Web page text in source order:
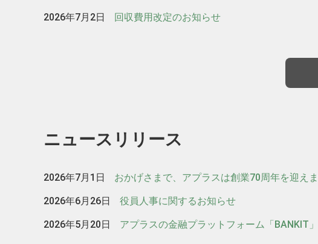
2026年7月2日 回収費用改定のお知らせ
ニュースリリース
2026年7月1日 おかげさまで、アプラスは創業70周年を迎え
2026年6月26日 役員人事に関するお知らせ
2026年5月20日 アプラスの金融プラットフォーム「BANKIT